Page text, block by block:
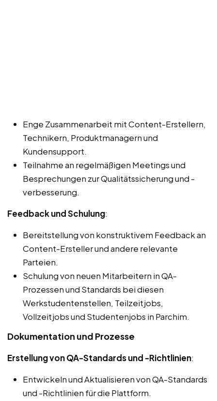
Enge Zusammenarbeit mit Content-Erstellern,
Technikern, Produktmanagern und
Kundensupport.
Teilnahme an regelmäßigen Meetings und
Besprechungen zur Qualitätssicherung und -
verbesserung.
Feedback und Schulung:
Bereitstellung von konstruktivem Feedback an
Content-Ersteller und andere relevante
Parteien.
Schulung von neuen Mitarbeitern in QA-
Prozessen und Standards bei diesen
Werkstudentenstellen, Teilzeitjobs,
Vollzeitjobs und Studentenjobs in Parchim.
Dokumentation und Prozesse
Erstellung von QA-Standards und -Richtlinien:
Entwickeln und Aktualisieren von QA-Standards
und -Richtlinien für die Plattform.